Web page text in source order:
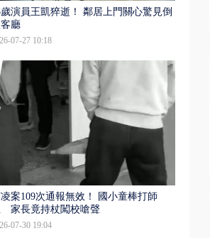
演員王凱猝逝！ 鄰居上門關心驚見倒
廳
07-27 10:18
案109次通報無效！ 國小童棒打師
家長竟持杖闖校嗆聲
07-30 19:04